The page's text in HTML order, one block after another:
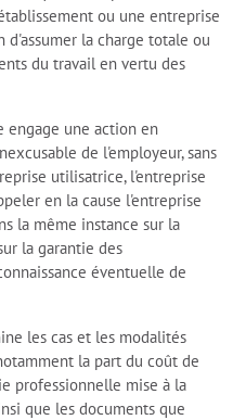
ou une entreprise
la charge totale ou
du travail en vertu des
engage une action en
de l'employeur, sans
utilisatrice, l'entreprise
en la cause l'entreprise
la même instance sur la
la garantie des
éventuelle de
les cas et les modalités
la part du coût de
professionnelle mise à la
que les documents que